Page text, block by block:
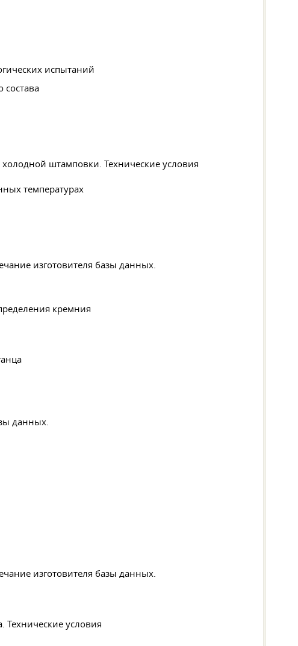
испытаний
штамповки. Технические условия
температурах
изготовителя базы данных.
кремния
данных.
изготовителя базы данных.
Технические условия